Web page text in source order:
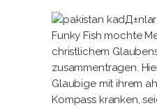
Funky Fish mochte
christlichem
zusammentragen.
Glaubige mit ihrem
Kompass kranken,